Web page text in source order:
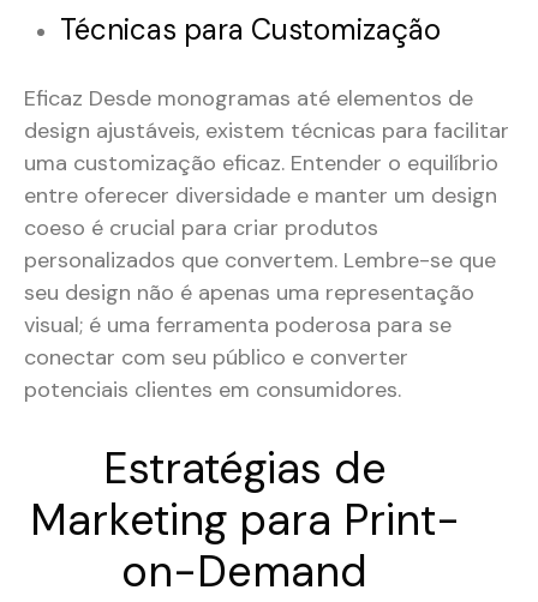
Técnicas para Customização
Eficaz Desde monogramas até elementos de
design ajustáveis, existem técnicas para facilitar
uma customização eficaz. Entender o equilíbrio
entre oferecer diversidade e manter um design
coeso é crucial para criar produtos
personalizados que convertem. Lembre-se que
seu design não é apenas uma representação
visual; é uma ferramenta poderosa para se
conectar com seu público e converter
potenciais clientes em consumidores.
Estratégias de
Marketing para Print-
on-Demand